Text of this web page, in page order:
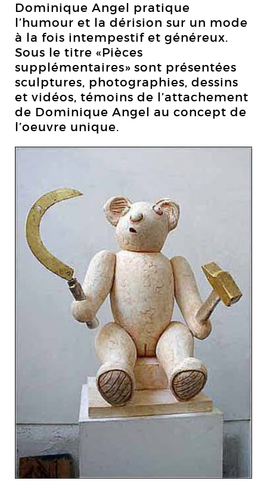
Dominique Angel pratique
l’humour et la dérision sur un mode
à la fois intempestif et généreux.
Sous le titre «Pièces
supplémentaires» sont présentées
sculptures, photographies, dessins
et vidéos, témoins de l’attachement
de Dominique Angel au concept de
l’oeuvre unique.